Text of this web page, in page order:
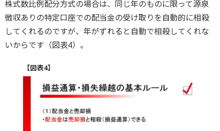
株式数比例配分方式の場合は、同じ年のものに限って源泉
徴収ありの特定口座での配当金の受け取りを自動的に相殺
してくれるのですが、年がずれると自動で相殺してくれな
いからです（図表4）。
【図表4】